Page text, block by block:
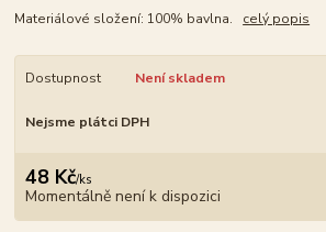
Materiálové složení: 100% bavlna. celý popis
Dostupnost Není skladem
Nejsme plátci DPH
48 Kč/ks
Momentálně není k dispozici